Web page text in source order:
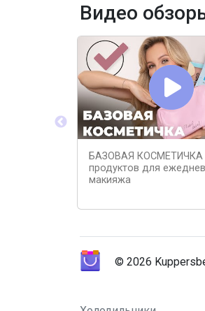
Видео
БАЗОВАЯ КОСМЕТИЧКА
продуктов для
макияжа
© 2026